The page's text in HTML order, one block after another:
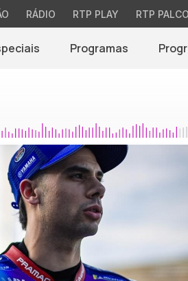
RÁDIO RTP PLAY RTP PALCO
Programas